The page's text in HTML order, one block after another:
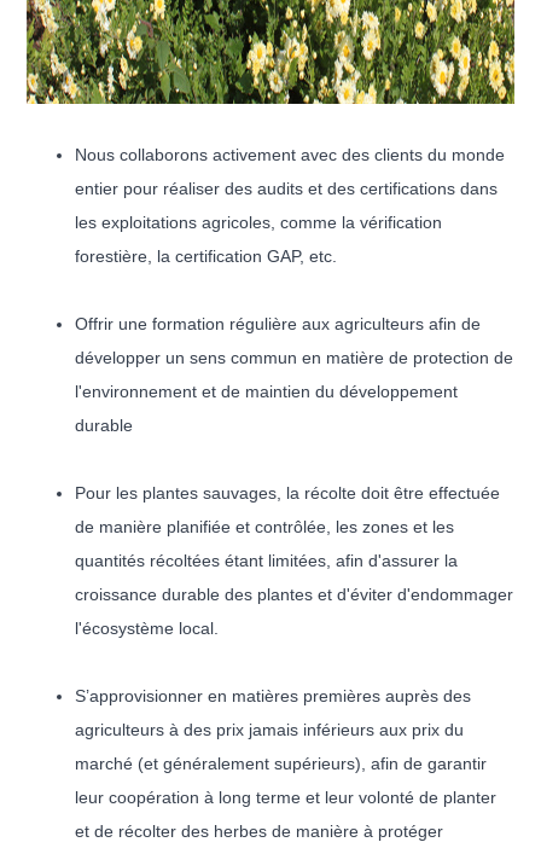
Nous collaborons activement avec des clients du monde
entier pour réaliser des audits et des certifications dans
les exploitations agricoles, comme la vérification
forestière, la certification GAP, etc.
Offrir une formation régulière aux agriculteurs afin de
développer un sens commun en matière de protection de
l'environnement et de maintien du développement
durable
Pour les plantes sauvages, la récolte doit être effectuée
de manière planifiée et contrôlée, les zones et les
quantités récoltées étant limitées, afin d'assurer la
croissance durable des plantes et d'éviter d'endommager
l'écosystème local.
S’approvisionner en matières premières auprès des
agriculteurs à des prix jamais inférieurs aux prix du
marché (et généralement supérieurs), afin de garantir
leur coopération à long terme et leur volonté de planter
et de récolter des herbes de manière à protéger